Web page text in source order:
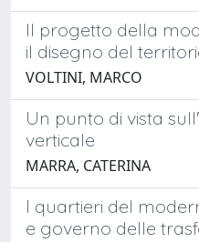
Il progetto della
il disegno del
VOLTINI, MARCO
Un punto di vista
verticale
MARRA, CATERINA
I quartieri del
e governo delle